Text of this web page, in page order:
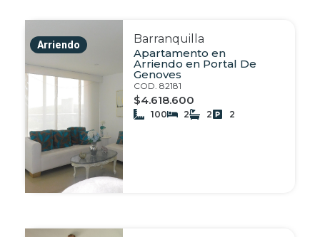
Arriendo
Barranquilla
Apartamento en
Arriendo en Portal De
Genoves
COD. 82181
$4.618.600
100 2 2 2